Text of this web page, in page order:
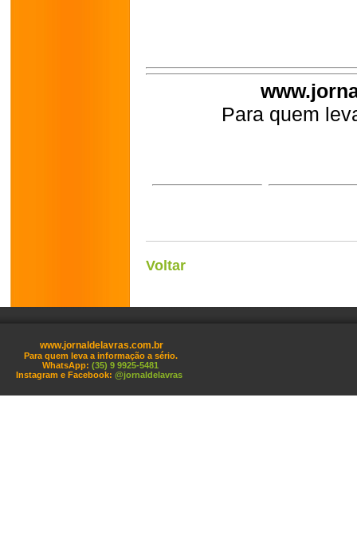
Para quem
Voltar
www.jornaldelavras.com.br
Para quem leva a informação a sério.
WhatsApp: (35) 9 9925-5481
Instagram e Facebook: @jornaldelavras